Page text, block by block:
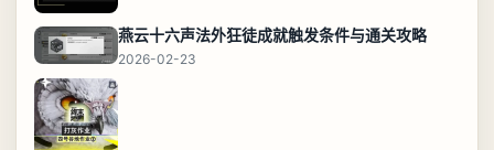
燕云十六声法外狂徒成就触发条件与通关攻略
2026-02-23